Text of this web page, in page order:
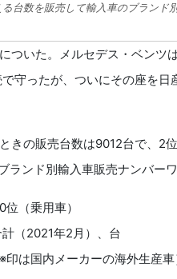
台数を販売して輸入車のブランド
いた。メルセデス・ベンツ
守ったが、ついにその座を
の販売台数は9012台で、2
ンド別輸入車販売ナンバーワ
（乗用車）
（2021年2月）、台
は国内メーカーの海外生産車